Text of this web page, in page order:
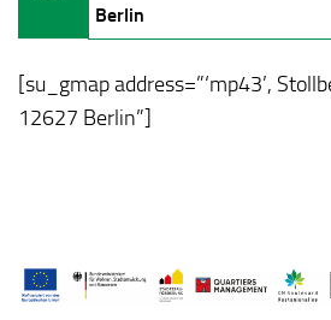
Berlin
[su_gmap address=”‘mp43’,
12627 Berlin”]